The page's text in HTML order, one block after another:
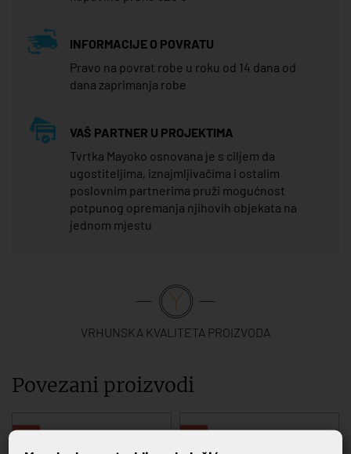
INFORMACIJE O POVRATU
Pravo na povrat robe u roku od 14 dana od
dana zaprimanja robe
VAŠ PARTNER U PROJEKTIMA
Tvrtka Mayoko osnovana je s ciljem da
ugostiteljima, iznajmljivačima i ostalim
poslovnim partnerima pruži mogućnost
potpunog opremanja njihovih objekata na
jednom mjestu
VRHUNSKA KVALITETA PROIZVODA
Povezani proizvodi